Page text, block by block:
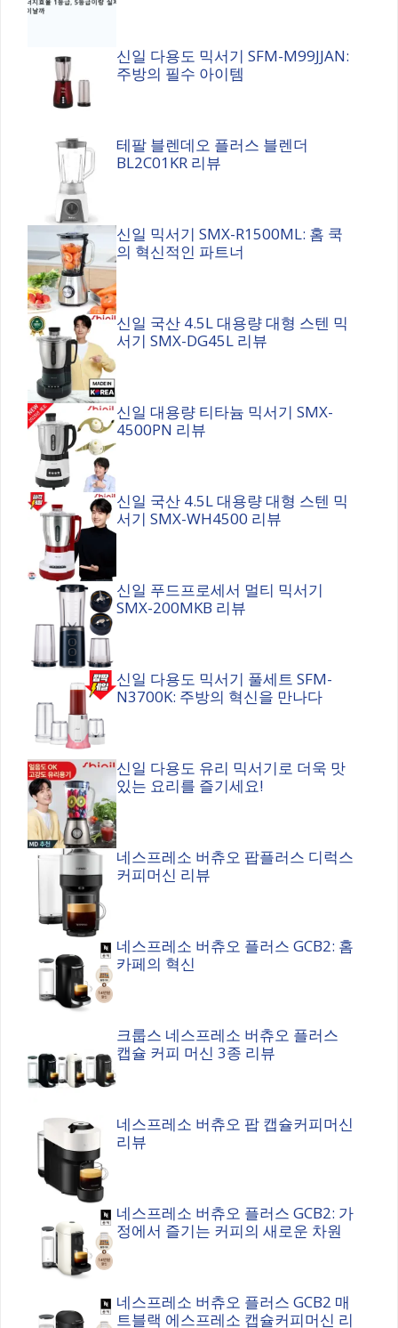
신일 다용도 믹서기 SFM-M99JJAN:
주방의 필수 아이템
테팔 블렌데오 플러스 블렌더
BL2C01KR 리뷰
신일 믹서기 SMX-R1500ML: 홈 쿡
의 혁신적인 파트너
신일 국산 4.5L 대용량 대형 스텐 믹
서기 SMX-DG45L 리뷰
신일 대용량 티타늄 믹서기 SMX-
4500PN 리뷰
신일 국산 4.5L 대용량 대형 스텐 믹
서기 SMX-WH4500 리뷰
신일 푸드프로세서 멀티 믹서기
SMX-200MKB 리뷰
신일 다용도 믹서기 풀세트 SFM-
N3700K: 주방의 혁신을 만나다
신일 다용도 유리 믹서기로 더욱 맛
있는 요리를 즐기세요!
네스프레소 버츄오 팝플러스 디럭스
커피머신 리뷰
네스프레소 버츄오 플러스 GCB2: 홈
카페의 혁신
크룹스 네스프레소 버츄오 플러스
캡슐 커피 머신 3종 리뷰
네스프레소 버츄오 팝 캡슐커피머신
리뷰
네스프레소 버츄오 플러스 GCB2: 가
정에서 즐기는 커피의 새로운 차원
네스프레소 버츄오 플러스 GCB2 매
트블랙 에스프레소 캡슐커피머신 리